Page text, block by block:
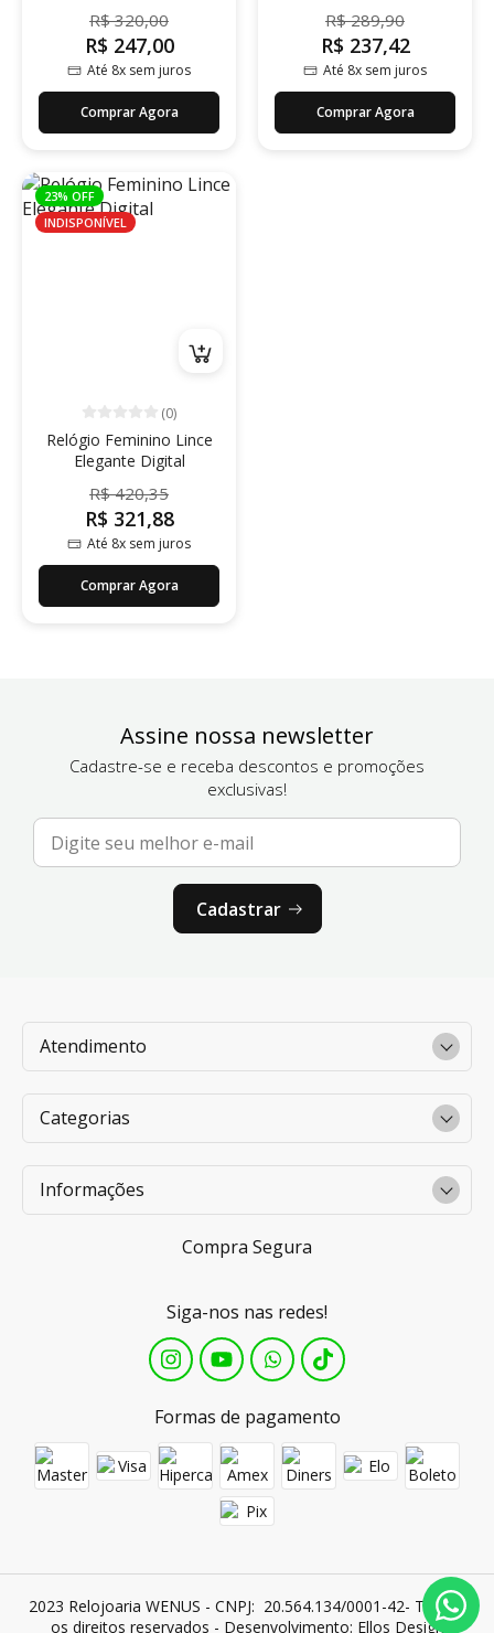
R$ 320,00
R$ 247,00
Até 8x sem juros
Comprar Agora
R$ 289,90
R$ 237,42
Até 8x sem juros
Comprar Agora
23% OFF
INDISPONÍVEL
(0)
Relógio Feminino Lince
Elegante Digital
R$ 420,35
R$ 321,88
Até 8x sem juros
Comprar Agora
Assine nossa newsletter
Cadastre-se e receba descontos e promoções
exclusivas!
Cadastrar
Categorias
Informações
Compra Segura
Atendimento
Siga-nos nas redes!
Formas de pagamento
2023 Relojoaria WENUS - CNPJ:  20.564.134/0001-42- Todos
os direitos reservados - Desenvolvimento: Ellos Design